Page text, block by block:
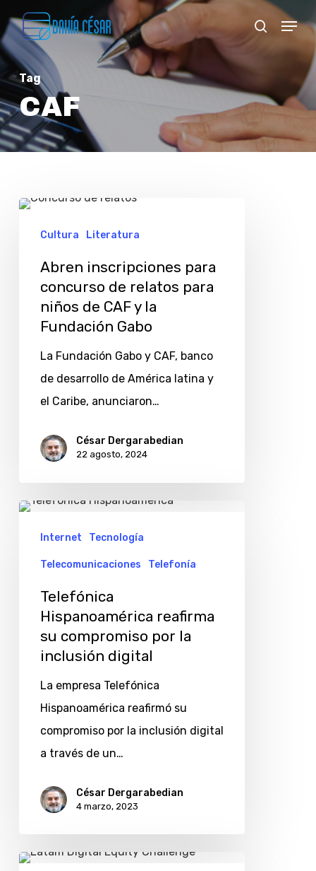
to
main
content
search
Menu
Tag
CAF
Abren
inscripciones
concurso
relatos
Fundación
Gabo
Cultura Literatura
Abren inscripciones para
concurso de relatos para
niños de CAF y la
Fundación Gabo
La Fundación Gabo y CAF, banco
de desarrollo de América latina y
el Caribe, anunciaron…
César Dergarabedian
22 agosto, 2024
Telefónica
Hispanoamérica
compromiso
digital
Internet Tecnología
Telecomunicaciones Telefonía
Telefónica
Hispanoamérica reafirma
su compromiso por la
inclusión digital
La empresa Telefónica
Hispanoamérica reafirmó su
compromiso por la inclusión digital
a través de un…
César Dergarabedian
4 marzo, 2023
Latam
Close
Menu